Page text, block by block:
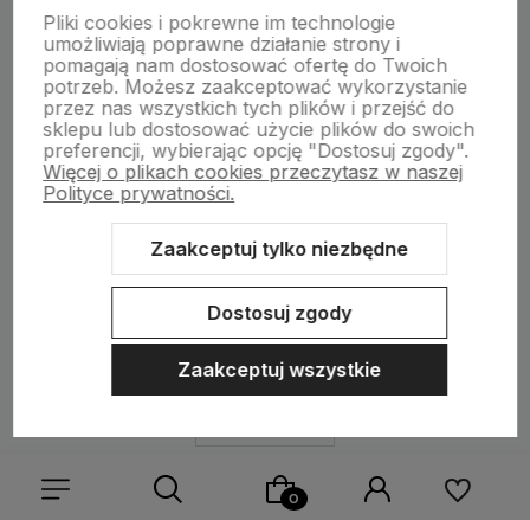
CZYTAJ CAŁOŚĆ »
2 3 4 5
Pliki cookies i pokrewne im technologie
umożliwiają poprawne działanie strony i
pomagają nam dostosować ofertę do Twoich
potrzeb. Możesz zaakceptować wykorzystanie
przez nas wszystkich tych plików i przejść do
sklepu lub dostosować użycie plików do swoich
preferencji, wybierając opcję "Dostosuj zgody".
Więcej o plikach cookies przeczytasz w naszej
Polityce prywatności.
Zaakceptuj tylko niezbędne
Dostosuj zgody
Zaakceptuj wszystkie